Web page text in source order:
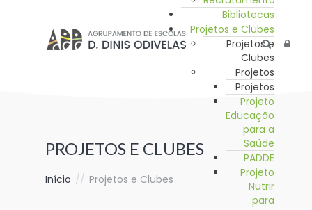
Bibliotecas
Projetos e Clubes
Projetos e
Clubes
Projetos
Projetos
Projeto
Educação
para a
Saúde
PADDE
Projeto
Nutrir
para
PROJETOS E CLUBES
Início // Projetos e Clubes